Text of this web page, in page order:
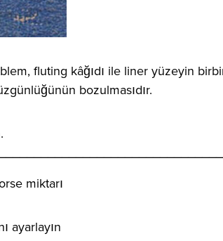
fluting kâğıdı ile liner yüzeyin
bozulmasıdır.
miktarı
ayarlayın